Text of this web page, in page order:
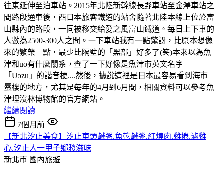
往東延伸至泊車站。2015年北陸新幹線長野車站至金澤車站之
間路段通車後，西日本旅客鐵道的站舍隨著北陸本線上位於富
山縣內的路段，一同被移交給愛之風富山鐵道。每日上下車的
人數為2500-300人之間。一下車站我有一點驚訝，比原本想像
來的繁榮一點，最少比隔壁的「黑部」好多了(笑)本來以為魚
津和uo有什麼關系，查了一下好像是魚津市英文名字
「Uozu」的諧音梗....然後，據說這裡是日本最容易看到海市
蜃樓的地方，尤其是每年的4月到6月間，相關資料可以參考魚
津埋沒林博物館的官方網站。
繼續閱讀
7個月前
【新北汐止美食】汐止車頭鹹粥.魚乾鹹粥.紅燒肉.雞捲.滷雞
心.汐止人一甲子鄉愁滋味
新北市 國內旅遊